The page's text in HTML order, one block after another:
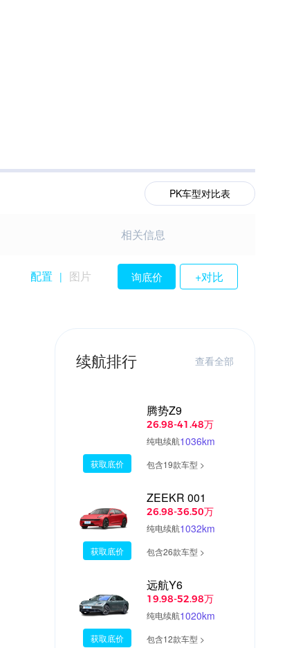
PK车型对比表
相关信息
配置 | 图片 询底价 +对比
续航排行 查看全部
获取底价
腾势Z9
26.98-41.48万
纯电续航1036km
包含19款车型 >
获取底价
ZEEKR 001
26.98-36.50万
纯电续航1032km
包含26款车型 >
获取底价
远航Y6
19.98-52.98万
纯电续航1020km
包含12款车型 >